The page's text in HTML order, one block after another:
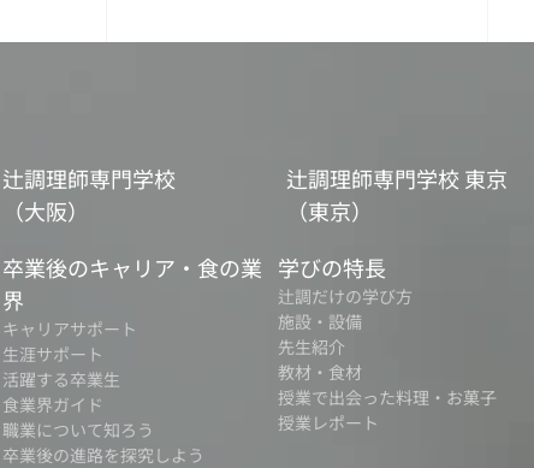
辻調理師専門学校
（大阪）
辻調理師専門学校 東京
（東京）
卒業後のキャリア・食の業
界
キャリアサポート
生涯サポート
活躍する卒業生
食業界ガイド
職業について知ろう
卒業後の進路を探究しよう
学びの特長
辻調だけの学び方
施設・設備
先生紹介
教材・食材
授業で出会った料理・お菓子
授業レポート